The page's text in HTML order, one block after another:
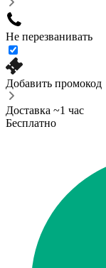
Не перезванивать
Добавить промокод
Доставка ~1 час
Бесплатно